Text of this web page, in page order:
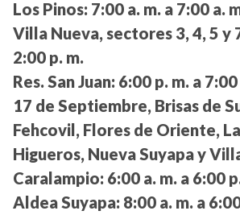
Los Pinos: 7:00 a. m. a 7:00 a.
Villa Nueva, sectores 3, 4, 5 y
2:00 p. m.
Res. San Juan: 6:00 p. m. a 7:00
17 de Septiembre, Brisas de
Fehcovil, Flores de Oriente,
Higueros, Nueva Suyapa y
Caralampio: 6:00 a. m. a 6:00
Aldea Suyapa: 8:00 a. m. a